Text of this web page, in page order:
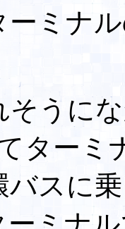
ーミナ
そうに
ター
バスに